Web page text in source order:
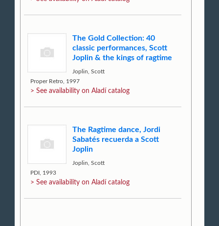
The Gold Collection: 40
classic performances, Scott
Joplin & the kings of ragtime
Joplin, Scott
Proper Retro, 1997
> See availability on Aladí catalog
The Ragtime dance, Jordi
Sabatés recuerda a Scott
Joplin
Joplin, Scott
PDI, 1993
> See availability on Aladí catalog